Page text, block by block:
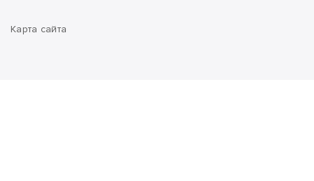
Карта сайта